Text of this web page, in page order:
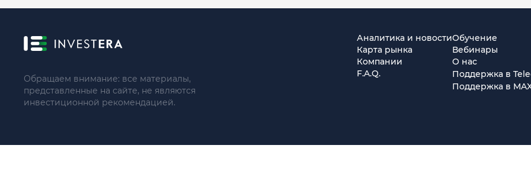
Обращаем внимание: все материалы,
представленные на сайте, не являются
инвестиционной рекомендацией.
Аналитика и новости
Карта рынка
Компании
F.A.Q.
Обучение
Вебинары
О нас
Поддержка в
Поддержка в